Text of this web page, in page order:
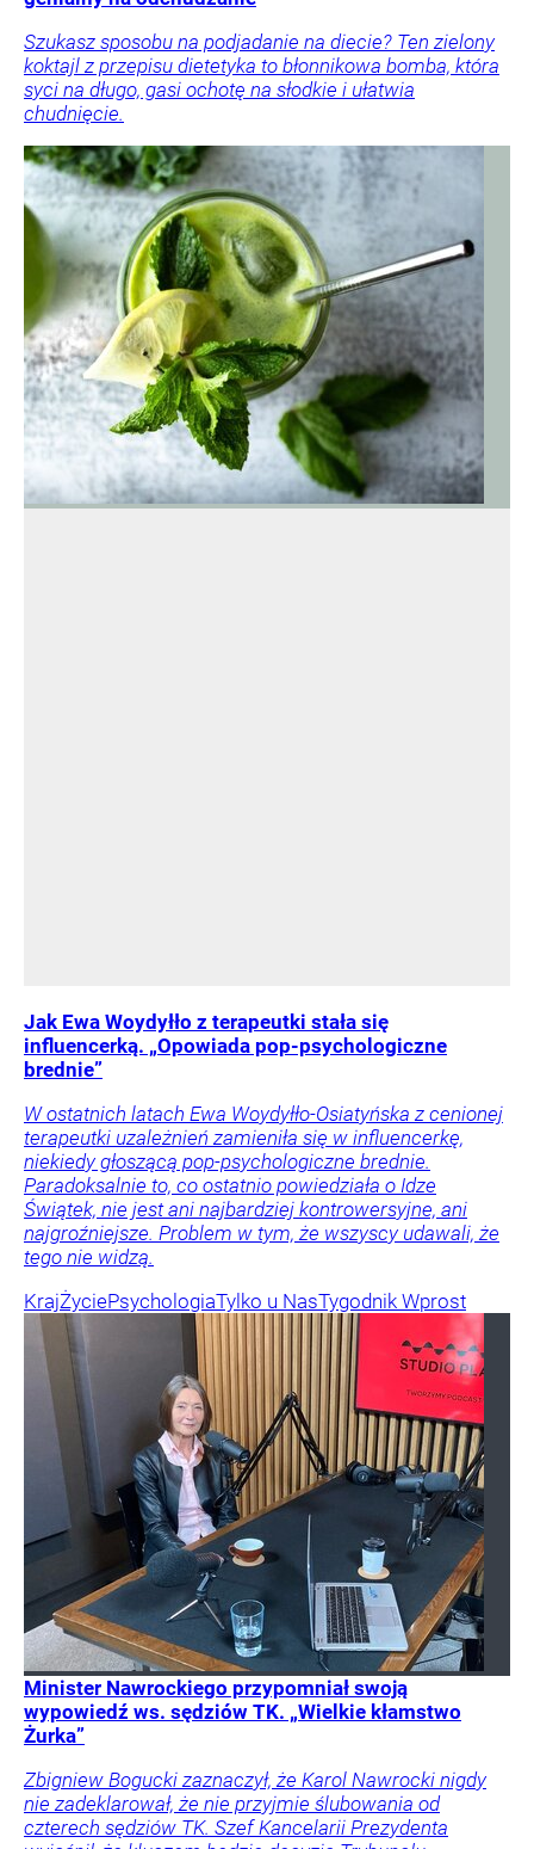
Szukasz sposobu na podjadanie na diecie? Ten zielony
koktajl z przepisu dietetyka to błonnikowa bomba, która
syci na długo, gasi ochotę na słodkie i ułatwia
chudnięcie.
Jak Ewa Woydyłło z terapeutki stała się
influencerką. „Opowiada pop-psychologiczne
brednie”
W ostatnich latach Ewa Woydyłło-Osiatyńska z cenionej
terapeutki uzależnień zamieniła się w influencerkę,
niekiedy głoszącą pop-psychologiczne brednie.
Paradoksalnie to, co ostatnio powiedziała o Idze
Świątek, nie jest ani najbardziej kontrowersyjne, ani
najgroźniejsze. Problem w tym, że wszyscy udawali, że
tego nie widzą.
KrajŻyciePsychologiaTylko u NasTygodnik Wprost
Minister Nawrockiego przypomniał swoją
wypowiedź ws. sędziów TK. „Wielkie kłamstwo
Żurka”
Zbigniew Bogucki zaznaczył, że Karol Nawrocki nigdy
nie zadeklarował, że nie przyjmie ślubowania od
czterech sędziów TK. Szef Kancelarii Prezydenta